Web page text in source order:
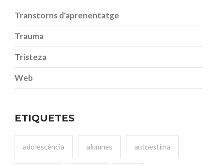
Transtorns d'aprenentatge
Trauma
Tristeza
Web
ETIQUETES
adolescència alumnes autoestima